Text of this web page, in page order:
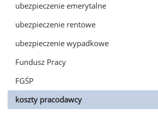
ubezpieczenie emerytalne
ubezpieczenie rentowe
ubezpieczenie wypadkowe
Fundusz Pracy
FGŚP
koszty pracodawcy